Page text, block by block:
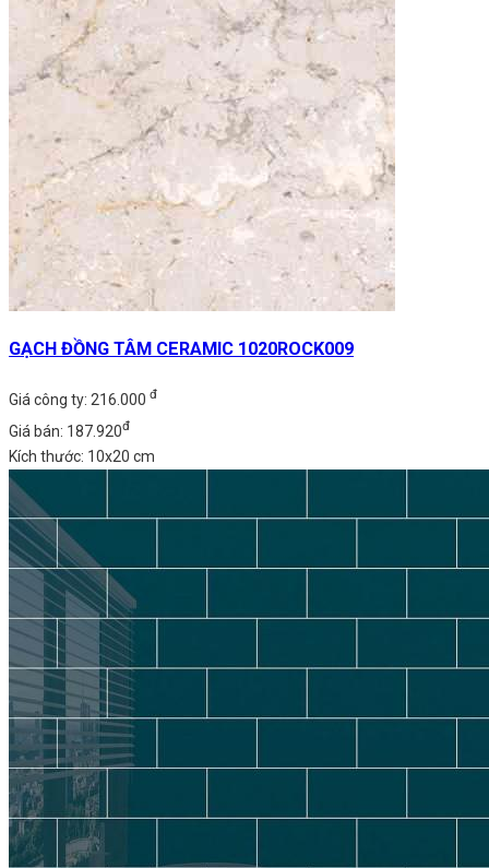
GẠCH ĐỒNG TÂM CERAMIC 1020ROCK009
Giá công ty: 216.000 đ
Giá bán: 187.920đ
Kích thước: 10x20 cm